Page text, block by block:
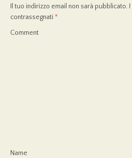
Il tuo indirizzo email non sarà pubblicato.
contrassegnati *
Comment
Name